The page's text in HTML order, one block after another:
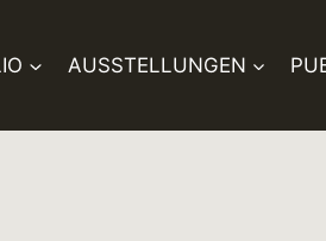
AUSSTELLUNGEN